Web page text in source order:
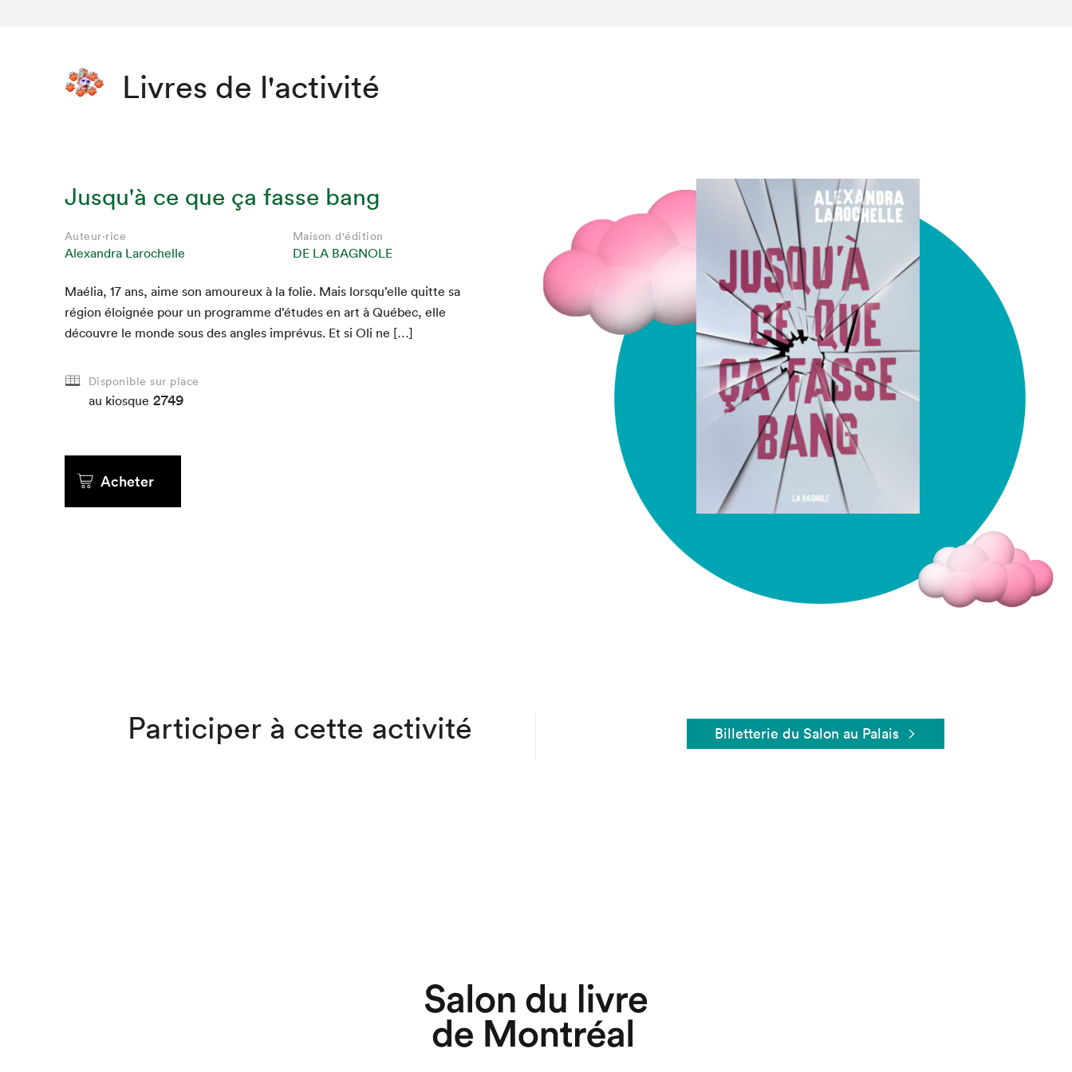
Livres de l'activité
Jusqu'à ce que ça fasse bang
Auteur·rice
Alexandra Larochelle
Maison d'édition
DE LA BAGNOLE
Maélia, 17ans, aime son amoureux à la folie. Mais lorsqu’elle quitte sa
région éloignée pour un pro­gramme d’études en art à Québec, elle
décou­vre le monde sous des angles imprévus. Et si Oli ne […]
Disponible sur place
au kiosque 2749
Acheter
Participer à cette activité Billetterie du Salon au Palais